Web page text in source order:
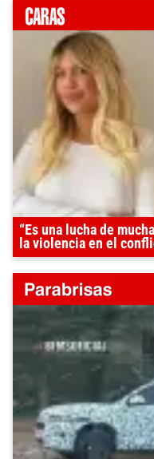
“Es una lucha de
la violencia en el